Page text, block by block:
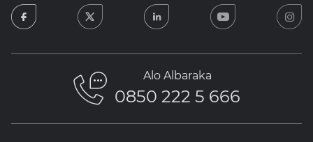
facebook
Alo Albaraka
0850 222 5 666